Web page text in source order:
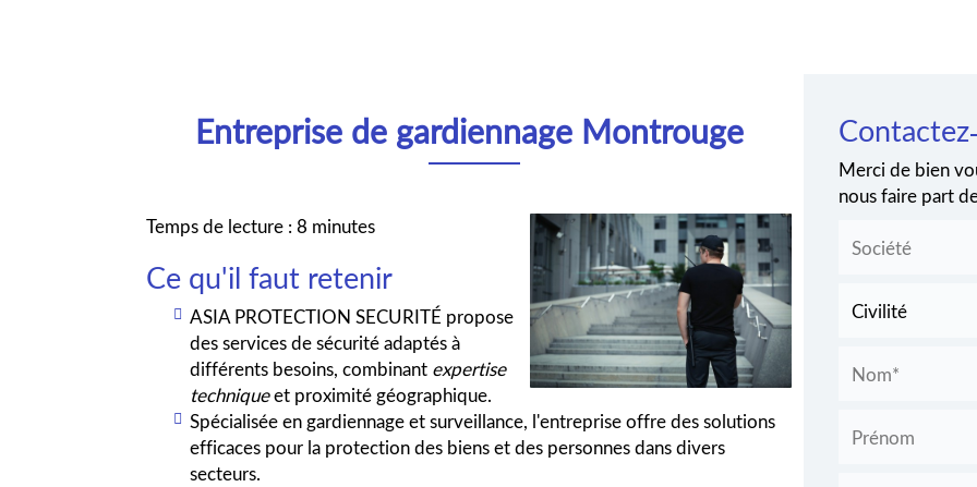
Entreprise de gardiennage Montrouge
Temps de lecture : 8 minutes
Ce qu'il faut retenir
ASIA PROTECTION SECURITÉ propose
des services de sécurité adaptés à
différents besoins, combinant expertise
techniqueet proximité géographique.
Spécialisée en gardiennage et surveillance, l'entreprise offre des solutions
efficaces pour la protection des biens et des personnes dans divers
secteurs.
Merci de bien
nous faire part